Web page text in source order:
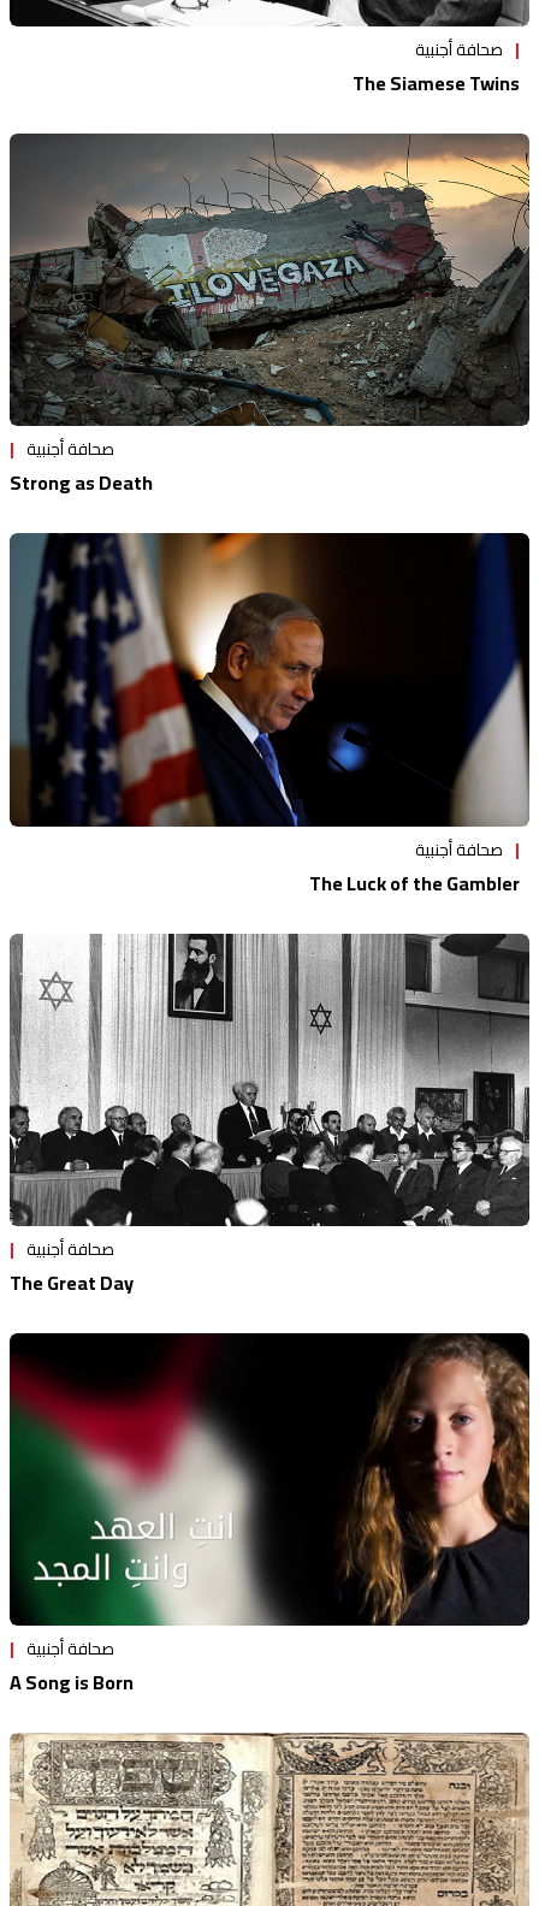
صحافة أجنبية
The Siamese Twins
صحافة أجنبية
Strong as Death
صحافة أجنبية
The Luck of the Gambler
صحافة أجنبية
The Great Day
صحافة أجنبية
A Song is Born